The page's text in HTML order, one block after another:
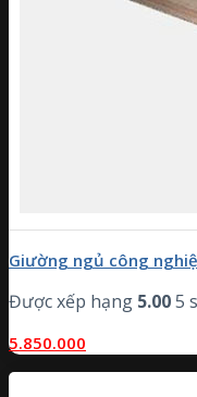
Giường ngủ công
Được xếp hạng 5.005
5.850.000